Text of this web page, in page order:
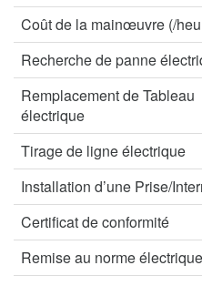
Coût de la mainœuvre (/
Recherche de panne
Remplacement de Tableau
électrique
Tirage de ligne électrique
Installation d’une Prise/
Certificat de conformité
Remise au norme électrique